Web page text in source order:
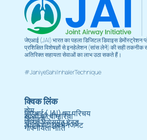
जेएआई (JAI) भारत का पहला डिजिटल डिवाइस डेमोंस्ट्रेशन
प्रशिक्षित विशेषज्ञों से इनहेलेशन (सांस लेने) की सही
अतिरिक्त सहायता सेवाओं का लाभ उठा सकते हैं।
#JaniyeSahiInhalerTechnique
क्विक लिंक
होम
जेएआई (JAI) का परिचय
सांसों की बीमारियां
डिवाइस
सेल्फ असेसमेंट टेस्ट
लाइफस्टाइल मैनेजमेंट
गोपनीयता नीति